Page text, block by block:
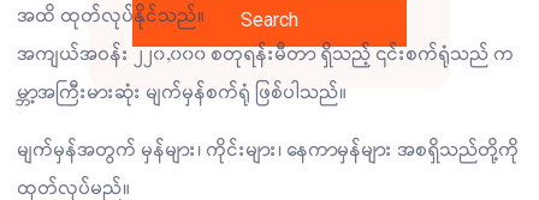
Search
အထိ ထုတ်လုပ်နိုင်သည်။
အကျယ်အဝန်း ၂၂၀,၀၀၀ စတုရန်းမီတာ ရှိသည့် ၎င်းစက်ရုံသည် က
မ္ဘာ့အကြီးမားဆုံး မျက်မှန်စက်ရုံ ဖြစ်ပါသည်။
မျက်မှန်အတွက် မှန်များ၊ ကိုင်းများ၊ နေကာမှန်များ အစရှိသည်တို့ကို
ထုတ်လုပ်မည်။